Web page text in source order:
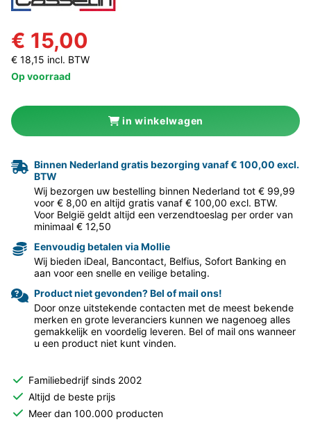
€ 15,00
€ 18,15 incl. BTW
Op voorraad
in winkelwagen
Binnen Nederland gratis bezorging vanaf € 100,00 excl.
BTW
Wij bezorgen uw bestelling binnen Nederland tot € 99,99
voor € 8,00 en altijd gratis vanaf € 100,00 excl. BTW.
Voor België geldt altijd een verzendtoeslag per order van
minimaal € 12,50
Eenvoudig betalen via Mollie
Wij bieden iDeal, Bancontact, Belfius, Sofort Banking en
aan voor een snelle en veilige betaling.
Product niet gevonden? Bel of mail ons!
Door onze uitstekende contacten met de meest bekende
merken en grote leveranciers kunnen we nagenoeg alles
gemakkelijk en voordelig leveren. Bel of mail ons wanneer
u een product niet kunt vinden.
Familiebedrijf sinds 2002
Altijd de beste prijs
Meer dan 100.000 producten